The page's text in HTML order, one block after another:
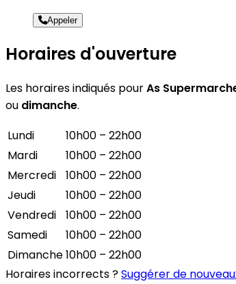
Appeler
Horaires d'ouverture
Les horaires indiqués pourAs
ou dimanche.
Lundi
10h00 – 22h00
Mardi
10h00 – 22h00
Mercredi
10h00 – 22h00
Jeudi
10h00 – 22h00
Vendredi
10h00 – 22h00
Samedi
10h00 – 22h00
Dimanche10h00 – 22h00
Horaires incorrects ?Suggérer de